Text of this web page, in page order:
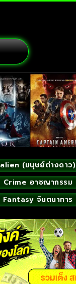
alien (มนุษย์ต่างดาว)
Crime อาชญากรรม
Fantasy จินตนาการ